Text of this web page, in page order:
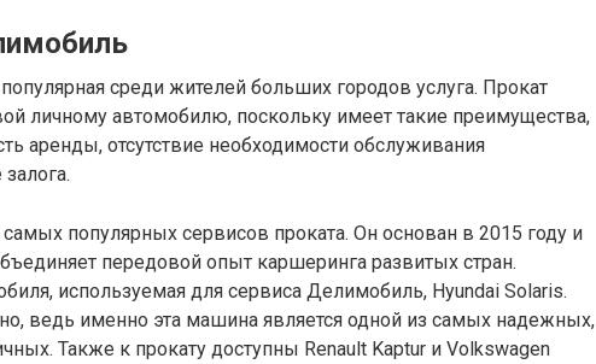
среди жителей больших городов услуга. Прокат
личному автомобилю, поскольку имеет такие преимущества,
аренды, отсутствие необходимости обслуживания
популярных сервисов проката. Он основан в 2015 году и
передовой опыт каршеринга развитых стран.
используемая для сервиса Делимобиль, Hyundai Solaris.
ведь именно эта машина является одной из самых надежных,
Также к прокату доступны Renault Kaptur и Volkswagen